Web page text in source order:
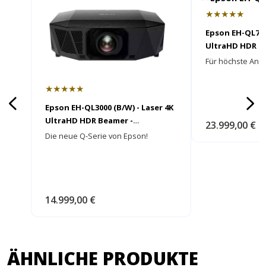
★★★★★
Epson EH-QL3000 (B/W) - Laser 4K
UltraHD HDR Beamer -
HEIMKINORAUM Edition
Die neue Q-Serie von Epson!
14.999,00 €
★★★★★
Epson EH-
UltraHD HDR
Für höchste
23.999,00 €
ÄHNLICHE PRODUKTE